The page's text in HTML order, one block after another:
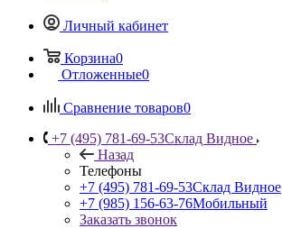
Личный кабинет
Корзина0
Отложенные0
Сравнение товаров0
+7 (495) 781-69-53Склад Видное
Назад
Телефоны
+7 (495) 781-69-53Склад Видное
+7 (985) 156-63-76Мобильный
Заказать звонок